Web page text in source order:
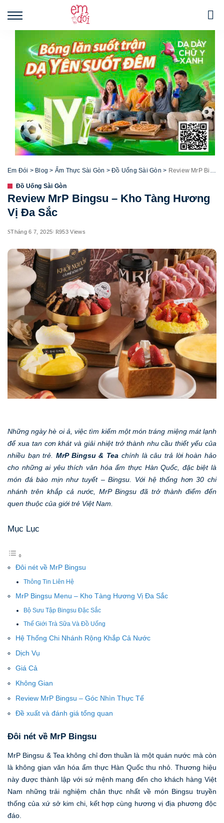
Em Đói > Blog > Ẩm Thực Sài Gòn >Đồ Uống Sài Gòn > Review MrP Bingsu – Kho Tàng Hương Vị Đa Sắc
Đồ Uống Sài Gòn
Review MrP Bingsu – Kho Tàng Hương
Vị Đa Sắc
Tháng 6 7, 2025 953 Views
Những ngày hè oi ả, việc tìm kiếm một món tráng miệng mát lạnh
để xua tan cơn khát và giải nhiệt trở thành nhu cầu thiết yếu của
nhiều bạn trẻ.MrP Bingsu & Tea chính là câu trả lời hoàn hảo
cho những ai yêu thích văn hóa ẩm thực Hàn Quốc, đặc biệt là
món đá bào mịn như tuyết – Bingsu. Với hệ thống hơn 30 chi
nhánh trên khắp cả nước, MrP Bingsu đã trở thành điểm đến
quen thuộc của giới trẻ Việt Nam.
Mục Lục
Đôi nét về MrP Bingsu
Thông Tin Liên Hệ
MrP Bingsu Menu – Kho Tàng Hương Vị Đa Sắc
Bộ Sưu Tập Bingsu Đặc Sắc
Thế Giới Trà Sữa Và Đồ Uống
Hệ Thống Chi Nhánh Rộng Khắp Cả Nước
Dịch Vụ
Giá Cả
Không Gian
Review MrP Bingsu – Góc Nhìn Thực Tế
Đề xuất và đánh giá tổng quan
Đôi nét về MrP Bingsu
MrP Bingsu & Tea không chỉ đơn thuần là một quán nước mà còn
là không gian văn hóa ẩm thực Hàn Quốc thu nhỏ. Thương hiệu
này được thành lập với sứ mệnh mang đến cho khách hàng Việt
Nam những trải nghiệm chân thực nhất về món Bingsu truyền
thống của xứ sở kim chi, kết hợp cùng hương vị địa phương độc
đáo.